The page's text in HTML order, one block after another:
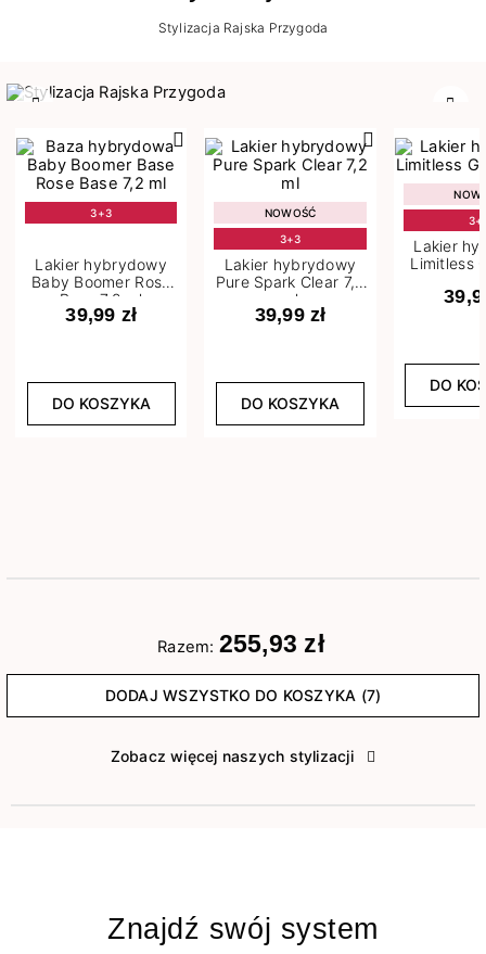
Stylizacja Rajska Przygoda
3+3
Lakier hybrydowy
Baby Boomer Rose
Base 7,2 ml
39,99 zł
DO KOSZYKA
NOWOŚĆ
3+3
Lakier hybrydowy
Pure Spark Clear 7,2
ml
39,99 zł
DO KOSZYKA
Lakier
Limitless
DO
Razem: 255,93 zł
DODAJ WSZYSTKO DO KOSZYKA (7)
Zobacz więcej naszych stylizacji
Znajdź swój system